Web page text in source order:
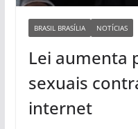
BRASIL BRASÍLIA NOTÍCIAS
Lei aumenta
sexuais
internet